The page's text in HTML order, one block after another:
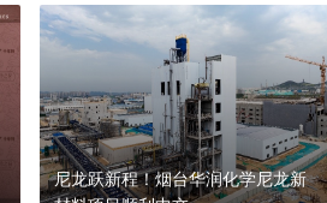
尼龙跃新程！烟台华润化学尼龙新